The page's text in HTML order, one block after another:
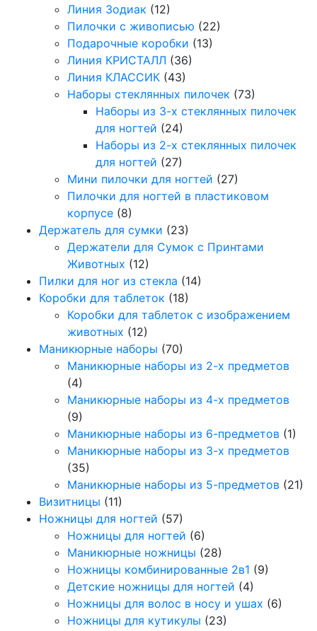
Линия Зодиак (12)
Пилочки с живописью (22)
Подарочные коробки (13)
Линия КРИСТАЛЛ (36)
Линия КЛАССИК (43)
Наборы стеклянных пилочек (73)
Наборы из 3-х стеклянных пилочек
для ногтей (24)
Наборы из 2-х стеклянных пилочек
для ногтей (27)
Мини пилочки для ногтей (27)
Пилочки для ногтей в пластиковом
корпусе (8)
Держатель для сумки (23)
Держатели для Сумок с Принтами
Животных (12)
Пилки для ног из стекла (14)
Коробки для таблеток (18)
Коробки для таблеток с изображением
животных (12)
Маникюрные наборы (70)
Маникюрные наборы из 2-х предметов
(4)
Маникюрные наборы из 4-х предметов
(9)
Маникюрные наборы из 6-предметов (1)
Маникюрные наборы из 3-х предметов
(35)
Маникюрные наборы из 5-предметов (21)
Визитницы (11)
Ножницы для ногтей (57)
Ножницы для ногтей (6)
Маникюрные ножницы (28)
Ножницы комбинированные 2в1 (9)
Детские ножницы для ногтей (4)
Ножницы для волос в носу и ушах (6)
Ножницы для кутикулы (23)